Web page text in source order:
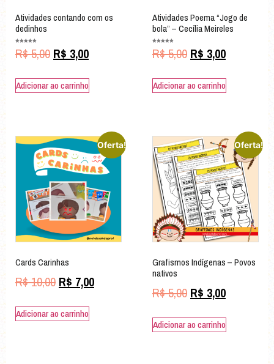
Atividades contando com os
dedinhos
5.00
de 5
R$5,00 R$ 3,00
Adicionar ao carrinho
Atividades Poema “Jogo de
bola” – Cecília Meireles
5.00
de 5
R$5,00 R$ 3,00
Adicionar ao carrinho
Oferta!
Cards Carinhas
R$10,00 R$ 7,00
Adicionar ao carrinho
Oferta!
Grafismos Indígenas – Povos
nativos
R$5,00 R$ 3,00
Adicionar ao carrinho